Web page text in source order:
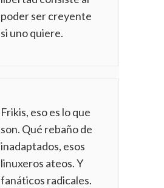
poder ser creyente
si uno quiere.
Frikis, eso es lo que
son. Qué rebaño de
inadaptados, esos
linuxeros ateos. Y
fanáticos radicales.